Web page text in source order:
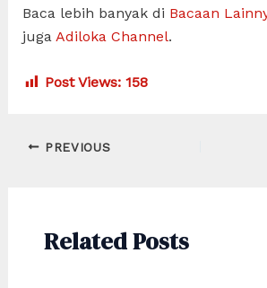
Baca lebih banyak di Bacaan
juga Adiloka Channel.
Post Views: 158
Post
PREVIOUS
Related Posts